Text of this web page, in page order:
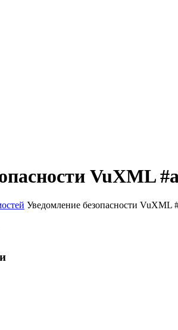
VuXML
Уведомление безопасности VuXML